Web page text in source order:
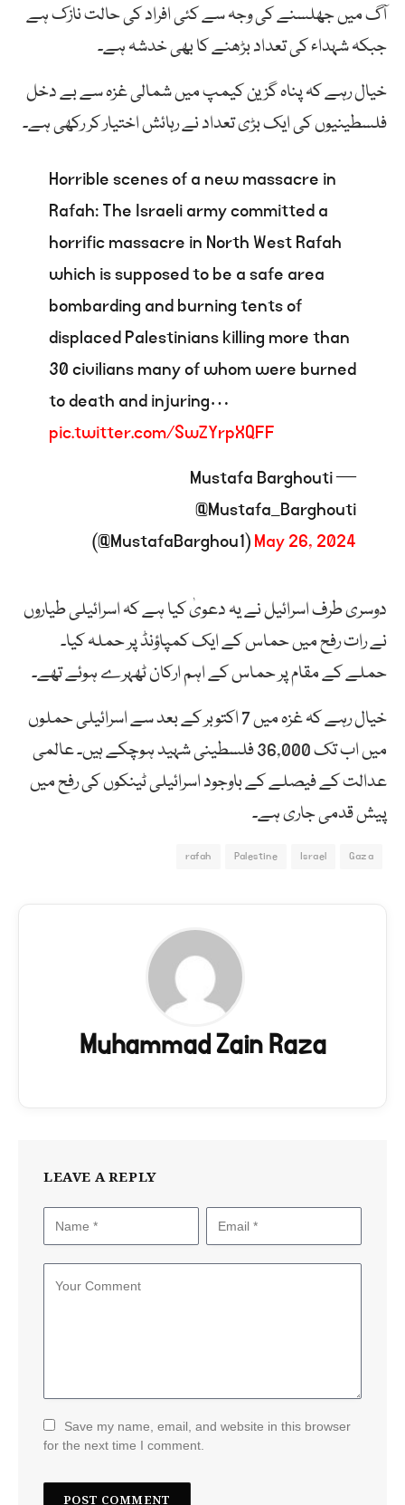
آگ میں جھلسنے کی وجہ سے کئی افراد کی حالت نازک ہے
جبکہ شہداء کی تعداد بڑھنے کا بھی خدشہ ہے۔
خیال رہے کہ پناہ گزین کیمپ میں شمالی غزہ سے بے دخل
فلسطینیوں کی ایک بڑی تعداد نے رہائش اختیار کر رکھی ہے۔
Horrible scenes of a new massacre in
Rafah: The Israeli army committed a
horrific massacre in North West Rafah
which is supposed to be a safe area
bombarding and burning tents of
displaced Palestinians killing more than
30 civilians many of whom were burned
to death and injuring…
pic.twitter.com/SwZYrpXQFF
— Mustafa Barghouti
@Mustafa_Barghouti
(@MustafaBarghou1)May 26, 2024
دوسری طرف اسرائیل نے یہ دعویٰ کیا ہے کہ اسرائیلی طیاروں
نے رات رفح میں حماس کے ایک کمپاؤنڈ پر حملہ کیا۔
حملے کے مقام پر حماس کے اہم ارکان ٹھہرے ہوئے تھے۔
خیال رہے کہ غزہ میں 7 اکتوبر کے بعد سے اسرائیلی حملوں
میں اب تک 36,000 فلسطینی شہید ہوچکے ہیں۔ عالمی
عدالت کے فیصلے کے باوجود اسرائیلی ٹینکوں کی رفح میں
پیش قدمی جاری ہے۔
Gaza
Israel
Palestine
rafah
Muhammad Zain Raza
LEAVE A REPLY
Save my name, email, and website in this browser
for the next time I comment.